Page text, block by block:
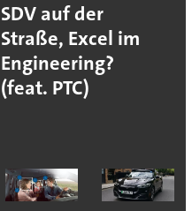
SDV auf der
Straße, Excel im
Engineering?
(feat. PTC)